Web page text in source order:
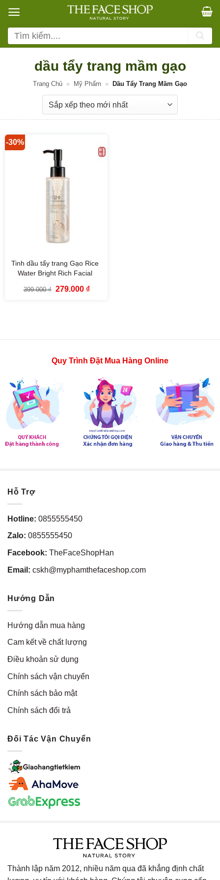
qua
nội
dung
Tìm
kiếm:
dầu tẩy trang mầm gạo
Trang Chủ » Mỹ Phẩm » Dầu Tẩy Trang Mầm Gạo
-30%
Tinh dầu tẩy trang Gạo Rice
Water Bright Rich Facial
(150ml)
399.000₫ Giá
279.000 ₫Giá
Quy Trình Đặt Mua Hàng Online
Hỗ Trợ
Hotline: 0855555450
Zalo: 0855555450
Facebook: TheFaceShopHan
Email: cskh@myphamthefaceshop.com
Hướng Dẫn
Hướng dẫn mua hàng
Cam kết về chất lượng
Điều khoản sử dụng
Chính sách vận chuyển
Chính sách bảo mật
Chính sách đổi trả
Đối Tác Vận Chuyển
Thành lập năm 2012, nhiều năm qua đã khẳng định chất